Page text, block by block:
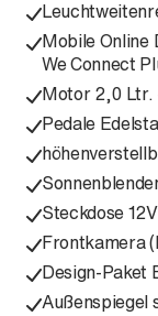
Mobile Online
We Connect
Motor 2,0 Ltr.
Pedale
Steckdose
Frontkamera
Design-Paket
Außenspiegel